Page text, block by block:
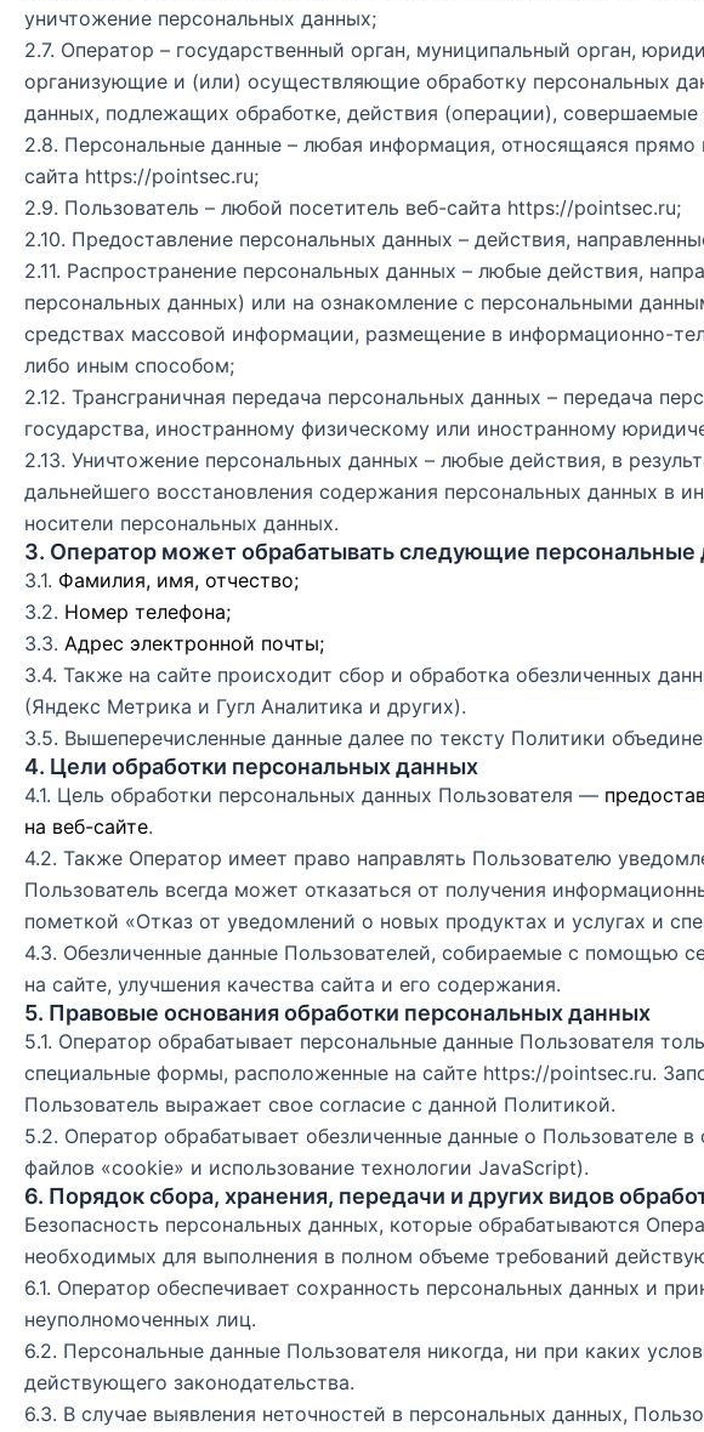
уничтожение персональных данных;
2.7. Оператор – государственный орган, муниципальный орган,
организующие и (или) осуществляющие обработку персональных
данных, подлежащих обработке, действия (операции),
2.8. Персональные данные – любая информация, относящаяся
сайта https://pointsec.ru;
2.9. Пользователь – любой посетитель веб-сайта https://pointsec.ru;
2.10. Предоставление персональных данных – действия,
2.11. Распространение персональных данных – любые действия,
персональных данных) или на ознакомление с персональными
средствах массовой информации, размещение в информационно-
либо иным способом;
2.12. Трансграничная передача персональных данных – передача
государства, иностранному физическому или иностранному
2.13. Уничтожение персональных данных – любые действия, в
дальнейшего восстановления содержания персональных данных в
носители персональных данных.
3. Оператор может обрабатывать следующие персональные
3.1. Фамилия, имя, отчество;
3.2. Номер телефона;
3.3. Адрес электронной почты;
3.4. Также на сайте происходит сбор и обработка обезличенных
(Яндекс Метрика и Гугл Аналитика и других).
3.5. Вышеперечисленные данные далее по тексту Политики
4. Цели обработки персональных данных
4.1. Цель обработки персональных данных Пользователя —
на веб-сайте.
4.2. Также Оператор имеет право направлять Пользователю
Пользователь всегда может отказаться от получения
пометкой «Отказ от уведомлений о новых продуктах и услугах и
4.3. Обезличенные данные Пользователей, собираемые с помощью
на сайте, улучшения качества сайта и его содержания.
5. Правовые основания обработки персональных данных
5.1. Оператор обрабатывает персональные данные Пользователя
специальные формы, расположенные на сайте https://pointsec.ru.
Пользователь выражает свое согласие с данной Политикой.
5.2. Оператор обрабатывает обезличенные данные о Пользователе
файлов «cookie» и использование технологии JavaScript).
6. Порядок сбора, хранения, передачи и других видов
Безопасность персональных данных, которые обрабатываются
необходимых для выполнения в полном объеме требований
6.1. Оператор обеспечивает сохранность персональных данных и
неуполномоченных лиц.
6.2. Персональные данные Пользователя никогда, ни при каких
действующего законодательства.
6.3. В случае выявления неточностей в персональных данных,